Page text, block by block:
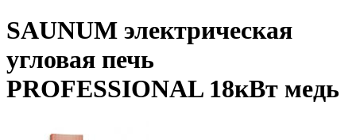
SAUNUM электрическая
угловая печь
PROFESSIONAL 18кВт медь